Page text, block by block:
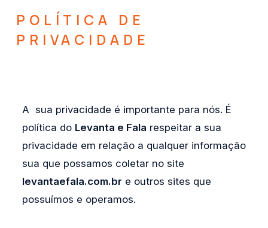
POLÍTICA DE
PRIVACIDADE
A sua privacidade é importante para nós. É
política do Levanta e Fala respeitar a sua
privacidade em relação a qualquer informação
sua que possamos coletar no site
levantaefala.com.br e outros sites que
possuímos e operamos.